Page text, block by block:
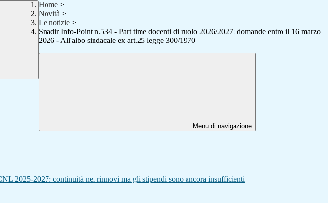
Home >
Novità >
Le notizie >
Snadir Info-Point n.534 - Part time docenti di ruolo 2026/2027: domande entro il 16 marzo
2026 - All'albo sindacale ex art.25 legge 300/1970
Menu di navigazione
2025-2027: continuità nei rinnovi ma gli stipendi sono ancora insufficienti